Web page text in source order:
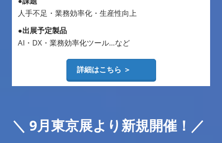
人手不足・業務効率化・生産性向上
●出展予定製品
AI・DX・業務効率化ツール…など
詳細はこちら ＞
＼ 9月東京展より新規開催！ ／